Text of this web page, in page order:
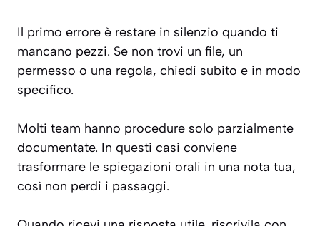
Il primo errore è restare in silenzio quando ti
mancano pezzi. Se non trovi un file, un
permesso o una regola, chiedi subito e in modo
specifico.
Molti team hanno procedure solo parzialmente
documentate. In questi casi conviene
trasformare le spiegazioni orali in una nota tua,
così non perdi i passaggi.